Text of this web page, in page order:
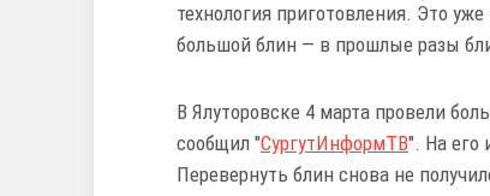
технология приготовления. Это
большой блин — в прошлые разы
В Ялуторовске 4 марта провели
сообщил "СургутИнформТВ". На его
Перевернуть блин снова не